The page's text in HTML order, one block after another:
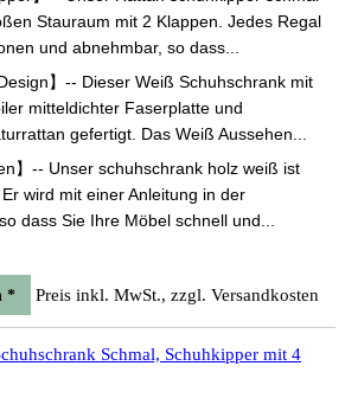
Stauraum mit 2 Klappen. Jedes Regal
und abnehmbar, so dass...
】-- Dieser Weiß Schuhschrank mit
mitteldichter Faserplatte und
gefertigt. Das Weiß Aussehen...
】-- Unser schuhschrank holz weiß ist
wird mit einer Anleitung in der
dass Sie Ihre Möbel schnell und...
* Preis inkl. MwSt., zzgl. Versandkosten